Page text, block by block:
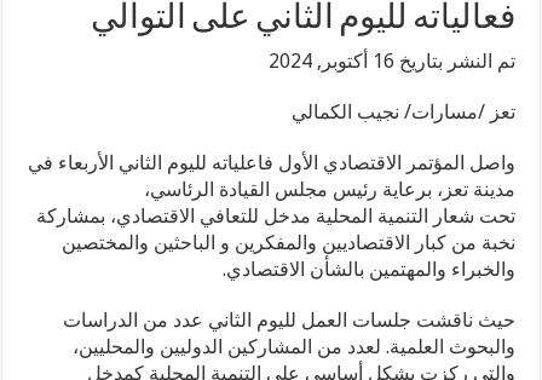
فعالياته لليوم الثاني على التوالي
تم النشر بتاريخ 16 أكتوبر, 2024
تعز /مسارات/ نجيب الكمالي
واصل المؤتمر الاقتصادي الأول فاعلياته لليوم الثاني الأربعاء في
مدينة تعز، برعاية رئيس مجلس القيادة الرئاسي،
تحت شعار التنمية المحلية مدخل للتعافي الاقتصادي، بمشاركة
نخبة من كبار الاقتصاديين والمفكرين و الباحثين والمختصين
والخبراء والمهتمين بالشأن الاقتصادي.
حيث ناقشت جلسات العمل لليوم الثاني عدد من الدراسات
والبحوث العلمية. لعدد من المشاركين الدوليين والمحليين،
والتي ركزت بشكل أساسي على التنمية المحلية كمدخل